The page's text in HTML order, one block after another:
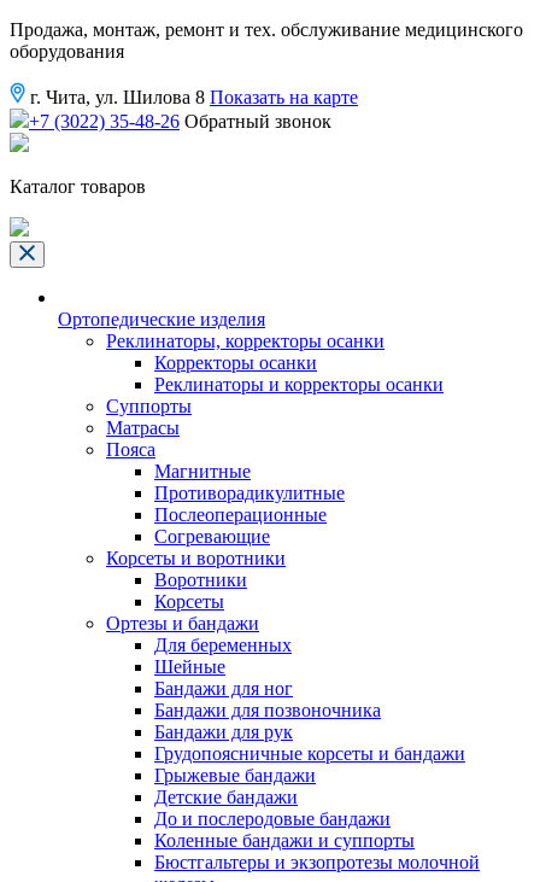
Продажа, монтаж, ремонт и тех. обслуживание медицинского
оборудования
г. Чита, ул. Шилова 8 Показать на карте
+7 (3022) 35-48-26 Обратный звонок
Каталог товаров
Ортопедические изделия
Реклинаторы, корректоры осанки
Корректоры осанки
Реклинаторы и корректоры осанки
Суппорты
Матрасы
Пояса
Магнитные
Противорадикулитные
Послеоперационные
Согревающие
Корсеты и воротники
Воротники
Корсеты
Ортезы и бандажи
Для беременных
Шейные
Бандажи для ног
Бандажи для позвоночника
Бандажи для рук
Грудопоясничные корсеты и бандажи
Грыжевые бандажи
Детские бандажи
До и послеродовые бандажи
Коленные бандажи и суппорты
Бюстгальтеры и экзопротезы молочной